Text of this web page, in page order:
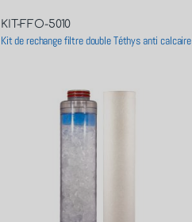
KIT-FFO-5010
Kit de rechange filtre double Téthys anti calcaire